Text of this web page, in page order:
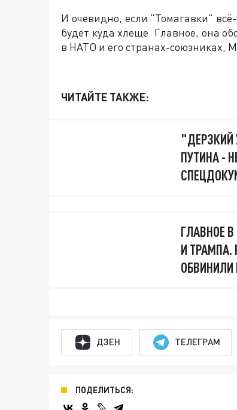
И очевидно, если "Томагавки"
будет куда хлеще. Главное, она
в НАТО и его странах-союзниках,
ЧИТАЙТЕ ТАКЖЕ:
"ДЕРЗКИЙ
ПУТИНА -
ГЛАВНОЕ
И ТРАМПА.
ДЗЕН ТЕЛЕГРАМ
ПОДЕЛИТЬСЯ: